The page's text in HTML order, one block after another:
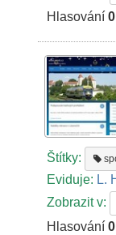
Hlasování0
Štítky:
Eviduje: L.
Zobrazit v:
Hlasování0